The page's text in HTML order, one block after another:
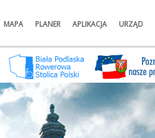
MAPA PLANER APLIKACJA URZĄD